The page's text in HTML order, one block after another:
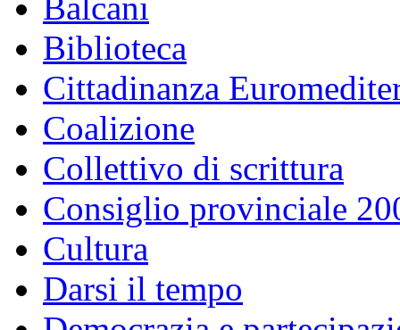
Biblioteca
Cittadinanza
Coalizione
Collettivo di scrittura
Consiglio provinciale
Cultura
Darsi il tempo